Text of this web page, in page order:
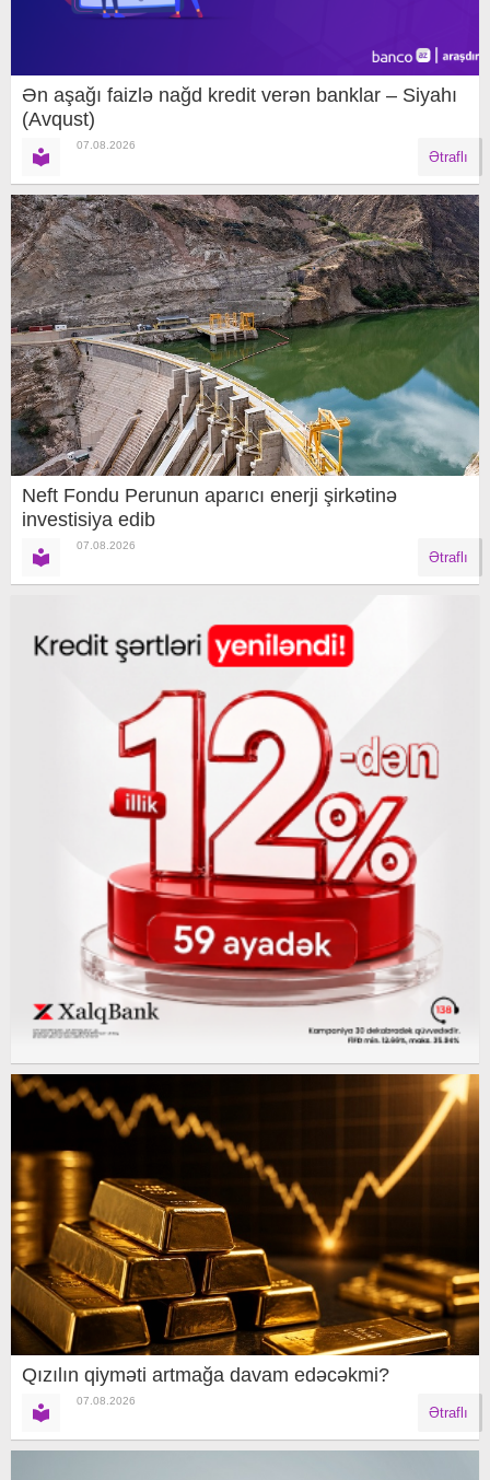
Ən aşağı faizlə nağd kredit verən banklar – Siyahı
(Avqust)
07.08.2026
Ətraflı
Neft Fondu Perunun aparıcı enerji şirkətinə
investisiya edib
07.08.2026
Ətraflı
Qızılın qiyməti artmağa davam edəcəkmi?
07.08.2026
Ətraflı